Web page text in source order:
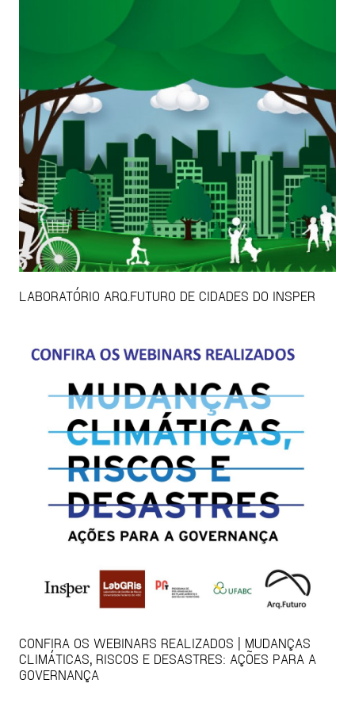
LABORATÓRIO ARQ.FUTURO DE CIDADES DO INSPER
CONFIRA OS WEBINARS REALIZADOS | MUDANÇAS
CLIMÁTICAS, RISCOS E DESASTRES: AÇÕES PARA A
GOVERNANÇA